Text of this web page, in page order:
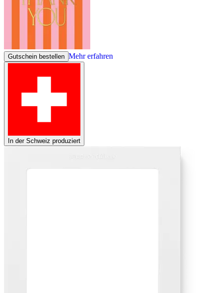
Gutschein bestellen Mehr erfahren
In der Schweiz produziert